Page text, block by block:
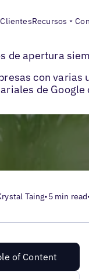
ClientesRecursos
de fichas
de apertura
con
de Google
Taing•5 min read
of Content